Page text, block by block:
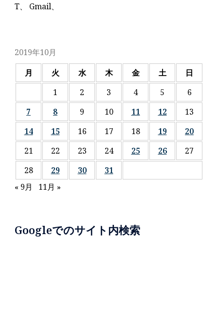
T、 Gmail、
2019年10月
月
火 水 木 金 土
日
1
2 3 4 5
6
7
8 9 10 11 12
13
14
15 16 17 18 19
20
21
22 23 24 25 26
27
28
29 30
31
« 9月
11月 »
Googleでのサイト内検索